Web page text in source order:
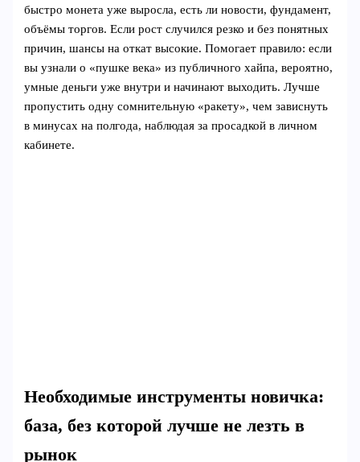
быстро монета уже выросла, есть ли новости, фундамент,
объёмы торгов. Если рост случился резко и без понятных
причин, шансы на откат высокие. Помогает правило: если
вы узнали о «пушке века» из публичного хайпа, вероятно,
умные деньги уже внутри и начинают выходить. Лучше
пропустить одну сомнительную «ракету», чем зависнуть
в минусах на полгода, наблюдая за просадкой в личном
кабинете.
Необходимые инструменты новичка:
база, без которой лучше не лезть в
рынок